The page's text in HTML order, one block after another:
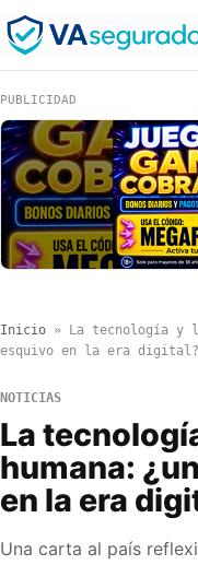
PUBLICIDAD
Inicio »
La tecnología y
esquivo en la era digital?
NOTICIAS
La
humana:
en la era
Una carta al país